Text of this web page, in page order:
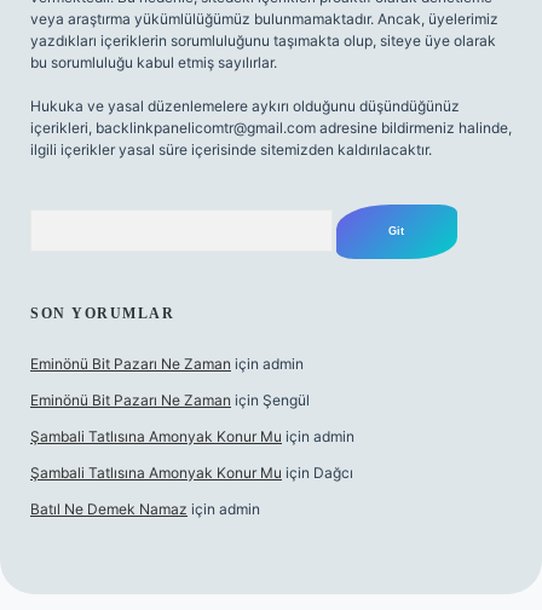
veya araştırma yükümlülüğümüz bulunmamaktadır. Ancak, üyelerimiz
yazdıkları içeriklerin sorumluluğunu taşımakta olup, siteye üye olarak
bu sorumluluğu kabul etmiş sayılırlar.
Hukuka ve yasal düzenlemelere aykırı olduğunu düşündüğünüz
içerikleri, backlinkpanelicomtr@gmail.com adresine bildirmeniz halinde,
ilgili içerikler yasal süre içerisinde sitemizden kaldırılacaktır.
SON YORUMLAR
Eminönü Bit Pazarı Ne Zaman için admin
Eminönü Bit Pazarı Ne Zaman için Şengül
Şambali Tatlısına Amonyak Konur Mu için admin
Şambali Tatlısına Amonyak Konur Mu için Dağcı
Batıl Ne Demek Namaz için admin